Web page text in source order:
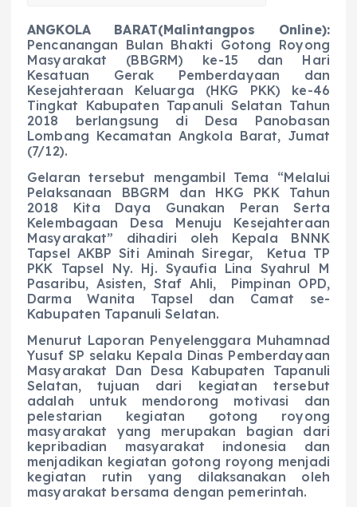
ANGKOLA BARAT(Malintangpos Online):
Pencanangan Bulan Bhakti Gotong Royong
Masyarakat (BBGRM) ke-15 dan Hari
Kesatuan Gerak Pemberdayaan dan
Kesejahteraan Keluarga (HKG PKK) ke-46
Tingkat Kabupaten Tapanuli Selatan Tahun
2018 berlangsung di Desa Panobasan
Lombang Kecamatan Angkola Barat, Jumat
(7/12).
Gelaran tersebut mengambil Tema “Melalui
Pelaksanaan BBGRM dan HKG PKK Tahun
2018 Kita Daya Gunakan Peran Serta
Kelembagaan Desa Menuju Kesejahteraan
Masyarakat” dihadiri oleh Kepala BNNK
Tapsel AKBP Siti Aminah Siregar, Ketua TP
PKK Tapsel Ny. Hj. Syaufia Lina Syahrul M
Pasaribu, Asisten, Staf Ahli, Pimpinan OPD,
Darma Wanita Tapsel dan Camat se-
Kabupaten Tapanuli Selatan.
Menurut Laporan Penyelenggara Muhamnad
Yusuf SP selaku Kepala Dinas Pemberdayaan
Masyarakat Dan Desa Kabupaten Tapanuli
Selatan, tujuan dari kegiatan tersebut
adalah untuk mendorong motivasi dan
pelestarian kegiatan gotong royong
masyarakat yang merupakan bagian dari
kepribadian masyarakat indonesia dan
menjadikan kegiatan gotong royong menjadi
kegiatan rutin yang dilaksanakan oleh
masyarakat bersama dengan pemerintah.